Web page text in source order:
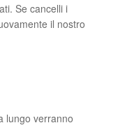
Se cancelli i
il nostro
lungo verranno